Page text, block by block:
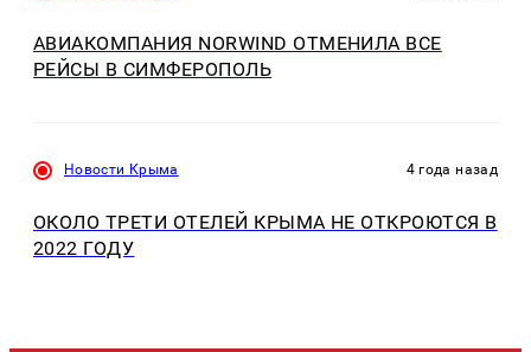
АВИАКОМПАНИЯ NORWIND ОТМЕНИЛА ВСЕ
РЕЙСЫ В СИМФЕРОПОЛЬ
Новости Крыма 4 года назад
ОКОЛО ТРЕТИ ОТЕЛЕЙ КРЫМА НЕ ОТКРОЮТСЯ В
2022 ГОДУ